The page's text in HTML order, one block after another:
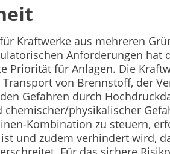
Kraftwerke aus mehreren
Anforderungen hat
Priorität für Anlagen. Die
von Brennstoff, der
Gefahren durch
physikalischer
Kombination zu steuern,
und zudem verhindert wird,